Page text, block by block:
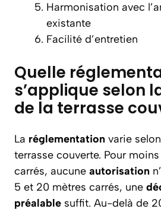
Harmonisation avec
existante
Facilité d’entretien
Quelle
s’applique selon
de la terrasse
La réglementation varie
terrasse couverte. Pour
carrés, aucune autorisation
5 et 20 mètres carrés, une
préalable suffit. Au-delà de